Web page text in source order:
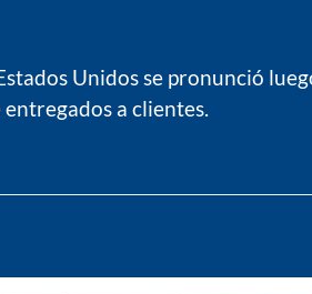
Unidos se pronunció
a clientes.